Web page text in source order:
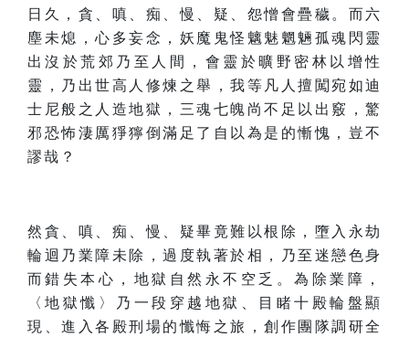
日久，貪、嗔、痴、慢、疑、怨憎會疊穢。而六
塵未熄，心多妄念，妖魔鬼怪魑魅魍魎孤魂閃靈
出沒於荒郊乃至人間，會靈於曠野密林以增性
靈，乃出世高人修煉之舉，我等凡人擅闖宛如迪
士尼般之人造地獄，三魂七魄尚不足以出竅，驚
邪恐怖淒厲猙獰倒滿足了自以為是的慚愧，豈不
謬哉？
然貪、嗔、痴、慢、疑畢竟難以根除，墮入永劫
輪迴乃業障未除，過度執著於相，乃至迷戀色身
而錯失本心，地獄自然永不空乏。為除業障，
〈地獄懺〉乃一段穿越地獄、目睹十殿輪盤顯
現、進入各殿刑場的懺悔之旅，創作團隊調研全